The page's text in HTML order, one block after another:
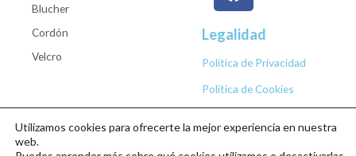
Blucher
Cordón
Velcro
Legalidad
Política de Privacidad
Política de Cookies
Utilizamos cookies para ofrecerte la mejor experiencia en nuestra
web.